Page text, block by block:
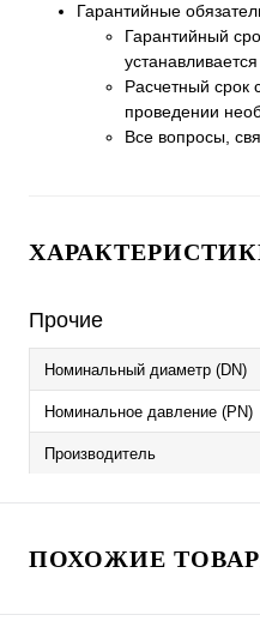
Гарантийные
Гарантийный
Расчетный срок
проведении
Все вопросы,
Прочие
Номинальный диаметр (DN)
Номинальное давление (PN)
Производитель
ПОХОЖИЕ